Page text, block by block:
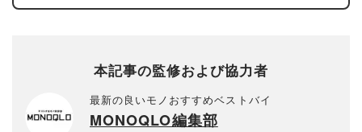
本記事の監修および協力者
最新の良いモノおすすめベストバイ
MONOQLO編集部